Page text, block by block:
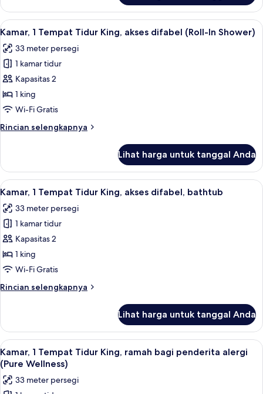
(Mobility
&
Hearing)
Kamar,
Tempat
King,
akses
difabel,
bathtub
(Mobility
&
Hearing)
Lihat
semua
foto
untuk
Kamar,
1
Tempat
King,
(Roll-
In
Shower)
Seprai Frette Italia, seprai premium,
6
Kamar, 1 Tempat Tidur King, akses difabel (Roll-In Shower)
33 meter persegi
1 kamar tidur
Kapasitas 2
1 king
Wi-Fi Gratis
Rincian selengkapnya
Rincian
Kamar,
Tempat
King,
akses
difabel
(Roll-
In
Shower)
Lihat harga untuk tanggal Anda
Lihat
semua
foto
untuk
Kamar,
1
Tempat
King,
bathtub
Seprai Frette Italia, seprai premium,
5
Kamar, 1 Tempat Tidur King, akses difabel, bathtub
33 meter persegi
1 kamar tidur
Kapasitas 2
1 king
Wi-Fi Gratis
Rincian selengkapnya
Rincian
Kamar,
Tempat
Tidur
King,
akses
Lihat harga untuk tanggal Anda
Lihat
semua
foto
untuk
Seprai Frette Italia, seprai premium,
5
Kamar, 1 Tempat Tidur King, ramah bagi penderita alergi
(Pure Wellness)
33 meter persegi